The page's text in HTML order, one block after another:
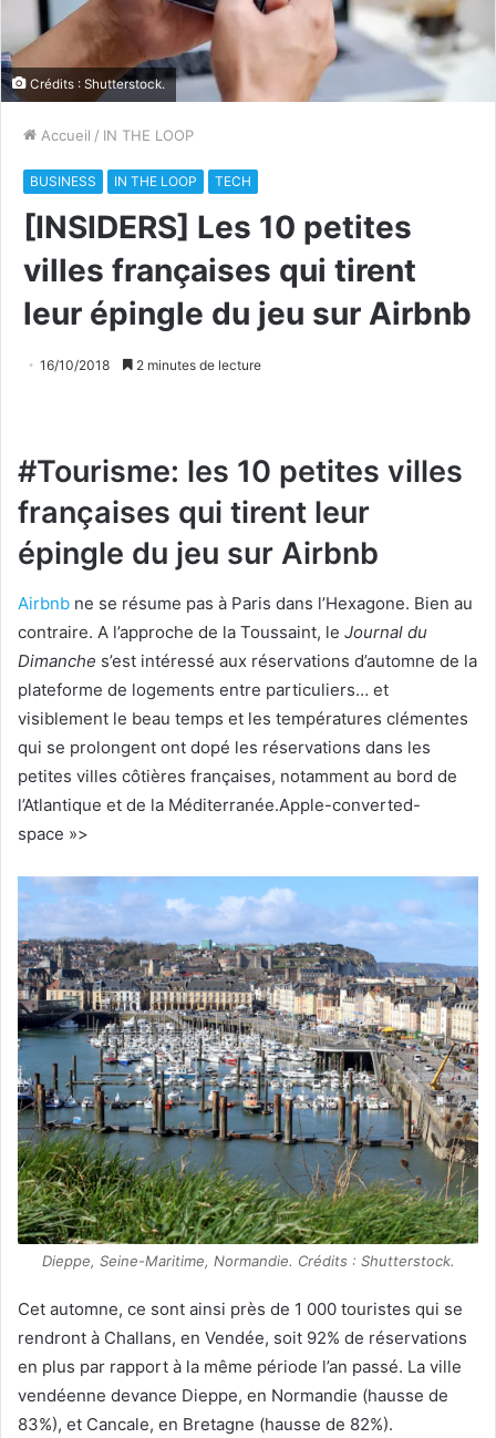
Crédits : Shutterstock.
Accueil / IN THE LOOP
BUSINESS IN THE LOOP TECH
[INSIDERS] Les 10 petites
villes françaises qui tirent
leur épingle du jeu sur Airbnb
16/10/2018 2 minutes de lecture
#Tourisme: les 10 petites villes
françaises qui tirent leur
épingle du jeu sur Airbnb
Airbnb ne se résume pas à Paris dans l’Hexagone. Bien au
contraire. A l’approche de la Toussaint, le Journal du
Dimanche s’est intéressé aux réservations d’automne de la
plateforme de logements entre particuliers… et
visiblement le beau temps et les températures clémentes
qui se prolongent ont dopé les réservations dans les
petites villes côtières françaises, notamment au bord de
l’Atlantique et de la Méditerranée.Apple-converted-
space »>
Dieppe, Seine-Maritime, Normandie. Crédits : Shutterstock.
Cet automne, ce sont ainsi près de 1 000 touristes qui se
rendront à Challans, en Vendée, soit 92% de réservations
en plus par rapport à la même période l’an passé. La ville
vendéenne devance Dieppe, en Normandie (hausse de
83%), et Cancale, en Bretagne (hausse de 82%).